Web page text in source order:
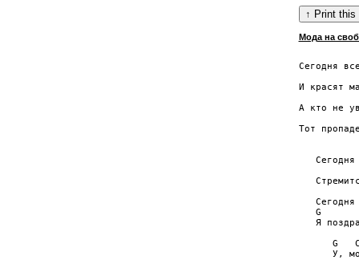
Мода на
Сегодня
И красят
А кто не
Тот
Сегодня
Сегодня
G
Я
G
У,